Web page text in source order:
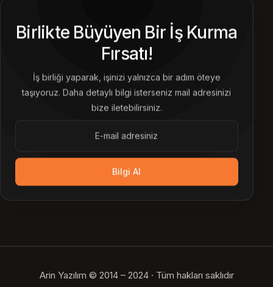
Birlikte Büyüyen Bir İş Kurma
Fırsatı!
İş birliği yaparak, işinizi yalnızca bir adım öteye
taşıyoruz. Daha detaylı bilgi isterseniz mail adresinizi
bize iletebilirsiniz.
Bilgi Al
Arin Yazılım © 2014 – 2024 · Tüm hakları saklıdır